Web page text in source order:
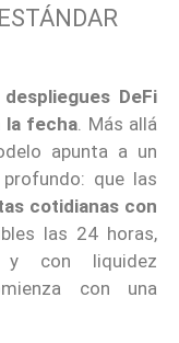
DeFi
la fecha. Más allá
apunta a un
que las
cotidianas con
las 24 horas,
y con liquidez
con una